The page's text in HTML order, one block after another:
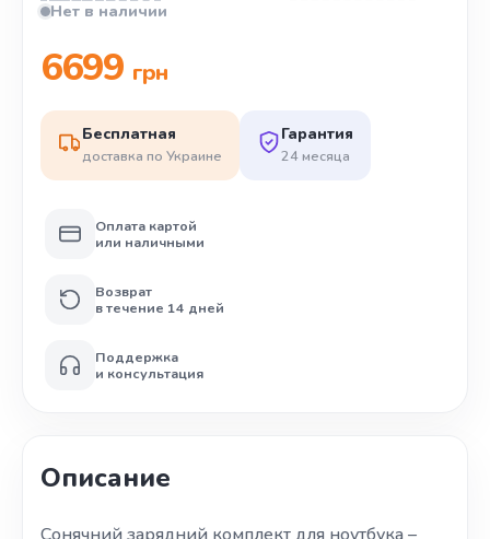
Нет в наличии
6699 грн
Бесплатная
доставка по Украине
Гарантия
24 месяца
Оплата картой
или наличными
Возврат
в течение 14 дней
Поддержка
и консультация
Описание
Сонячний зарядний комплект для ноутбука –